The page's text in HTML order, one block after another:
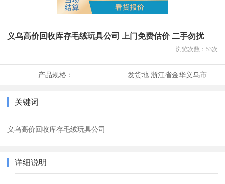
义乌高价回收库存毛绒玩具公司 上门免费估价 二手勿扰
浏览次数： 53次
产品规格： 发货地:浙江省金华义乌市
关键词
义乌高价回收库存毛绒玩具公司
详细说明